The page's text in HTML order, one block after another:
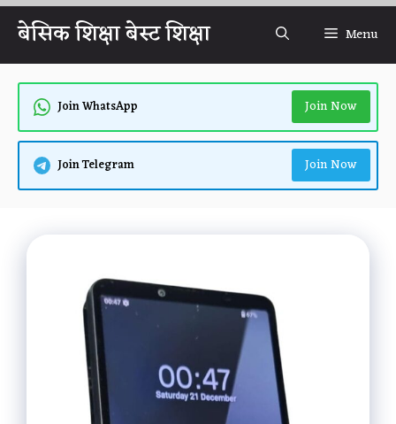
Skip
content
बेसिक शिक्षा बेस्ट शिक्षा Menu
Join WhatsApp Join Now
Join Telegram Join Now